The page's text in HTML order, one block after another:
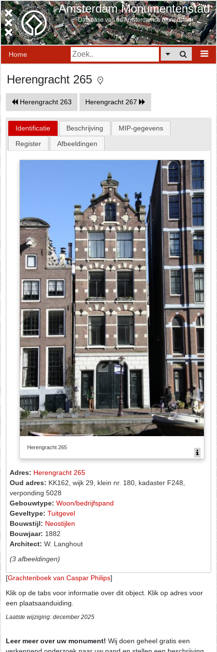
Amsterdam Monumentenstad
Database van de Amsterdamse binnenstad
Home
Herengracht 265
Herengracht 263 Herengracht 267
Identificatie Beschrijving
MIP-gegevens
Register
Afbeeldingen
Herengracht 265
Adres: Herengracht 265
Oud adres: KK162, wijk 29, klein nr. 180, kadaster F248,
verponding 5028
Gebouwtype: Woon/bedrijfspand
Geveltype: Tuitgevel
Bouwstijl: Neostijlen
Bouwjaar: 1882
Architect: W. Langhout
(3 afbeeldingen)
[Grachtenboek van Caspar Philips]
Klik op de tabs voor informatie over dit object. Klik op adres voor
een plaatsaanduiding.
Laatste wijziging: december 2025
Leer meer over uw monument! Wij doen geheel gratis een